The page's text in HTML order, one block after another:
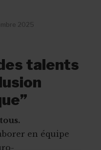
2025
talents
en équipe